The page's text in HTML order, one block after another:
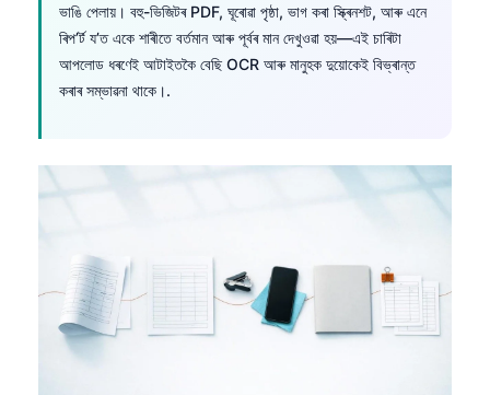
ভাঙি পেলায়। বহু-ভিজিটৰ PDF, ঘূৰোৱা পৃষ্ঠা, ভাগ কৰা স্ক্ৰিনশট, আৰু এনে
ৰিপ’ৰ্ট য’ত একে শাৰীতে বৰ্তমান আৰু পূৰ্বৰ মান দেখুওৱা হয়—এই চাৰিটা
আপলোড ধৰণেই আটাইতকৈ বেছি OCR আৰু মানুহক দুয়োকেই বিভ্ৰান্ত
কৰাৰ সম্ভাৱনা থাকে।.